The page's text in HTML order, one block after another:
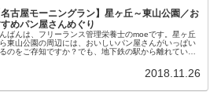
名古屋モーニングラン】星ヶ丘～東山公園／お
めパン屋さんめぐり
ばんは、フリーランス管理栄養士のmoeです。星ヶ丘
東山公園の周辺には、おいしいパン屋さんがいっぱい
のをご存知ですか？でも、地下鉄の駅から離れている
2018.11.26